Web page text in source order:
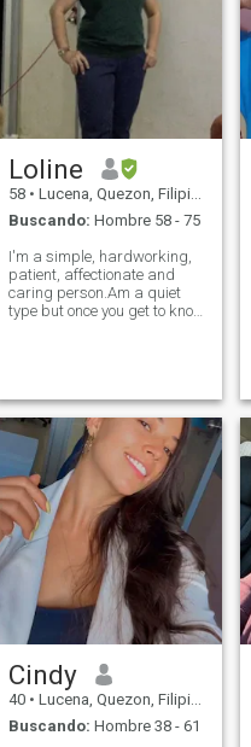
Loline
58 • Lucena, Quezon, Filipinas
Buscando: Hombre 58 - 75
I'm a simple, hardworking,
patient, affectionate and
caring person.Am a quiet
type but once you get to know
me creative and singing
makes my
Cindy
40 • Lucena, Quezon, Filipinas
Buscando: Hombre 38 - 61